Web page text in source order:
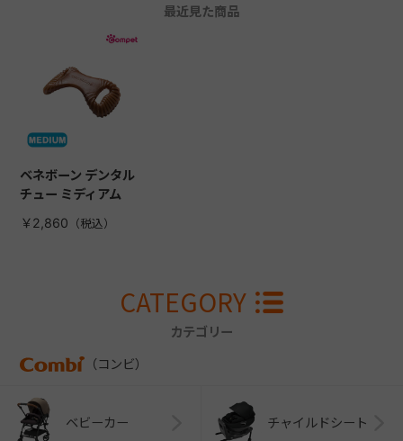
最近見た商品
ベネボーン デンタル
チュー ミディアム
￥2,860
CATEGORY
カテゴリー
（コンビ）
ベビーカー チャイルドシート